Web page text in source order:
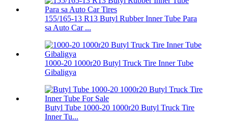
155/165-13 R13 Butyl Rubber Inner Tube Para
sa Auto Car ...
1000-20 1000r20 Butyl Truck Tire Inner Tube
Gibaligya
Butyl Tube 1000-20 1000r20 Butyl Truck Tire
Inner Tu...